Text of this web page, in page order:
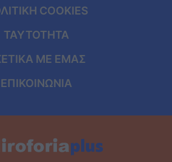
COOKIES
ΤΑΥΤΟΤΗΤΑ
ΜΕ ΕΜΑΣ
ΕΠΙΚΟΙΝΩΝΙΑ